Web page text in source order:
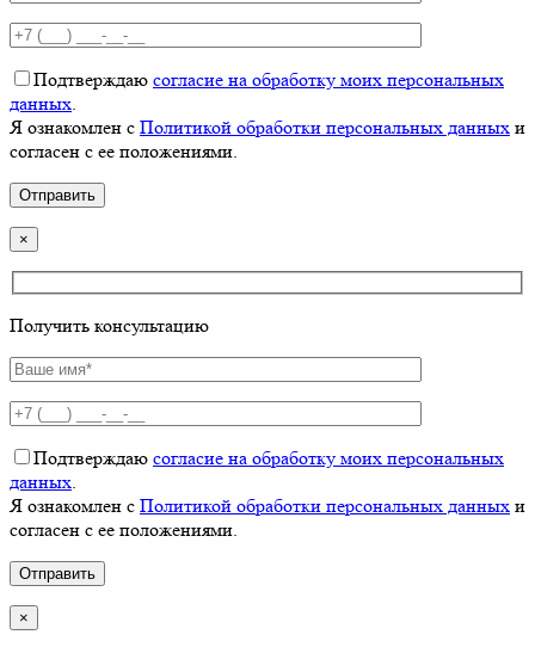
Подтверждаю согласие на обработку моих персональных
данных.
Я ознакомлен с Политикой обработки персональных данных и
согласен с ее положениями.
×
Получить консультацию
Подтверждаю согласие на обработку моих персональных
данных
Я ознакомлен с Политикой обработки персональных данных и
согласен с ее положениями.
×